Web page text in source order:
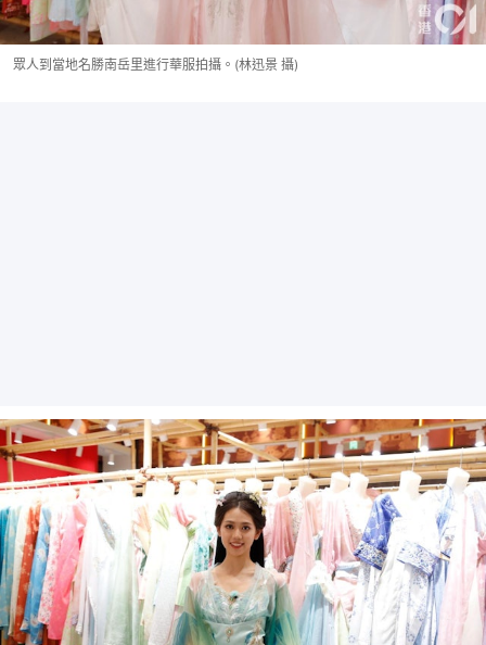
眾人到當地名勝南岳里進行華服拍攝。(林迅景 攝)